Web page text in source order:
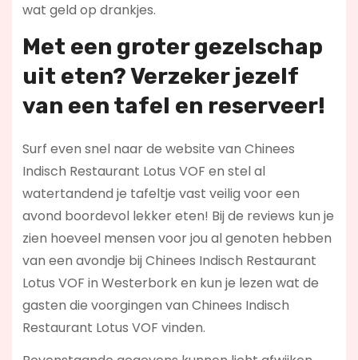
wat geld op drankjes.
Met een groter gezelschap
uit eten? Verzeker jezelf
van een tafel en reserveer!
Surf even snel naar de website van Chinees
Indisch Restaurant Lotus VOF en stel al
watertandend je tafeltje vast veilig voor een
avond boordevol lekker eten! Bij de reviews kun je
zien hoeveel mensen voor jou al genoten hebben
van een avondje bij Chinees Indisch Restaurant
Lotus VOF in Westerbork en kun je lezen wat de
gasten die voorgingen van Chinees Indisch
Restaurant Lotus VOF vinden.